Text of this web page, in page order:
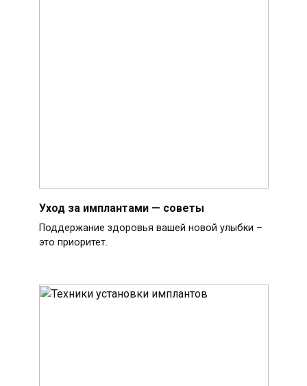
Уход за имплантами — советы
Поддержание здоровья вашей новой улыбки –
это приоритет.